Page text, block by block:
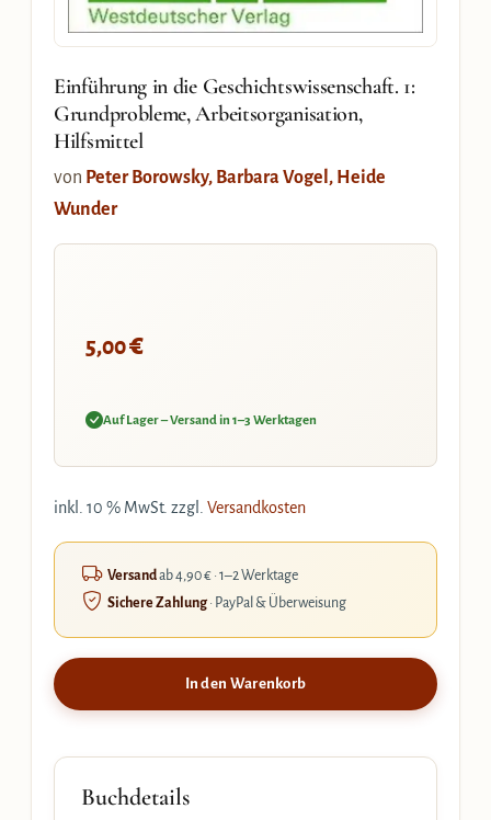
Einführung in die Geschichtswissenschaft. 1:
Grundprobleme, Arbeitsorganisation,
Hilfsmittel
von Peter Borowsky, Barbara Vogel, Heide
Wunder
5,00€
Auf Lager – Versand in 1–3 Werktagen
inkl. 10 % MwSt. zzgl. Versandkosten
Versandab 4,90 € · 1–2 Werktage
Sichere Zahlung· PayPal & Überweisung
In den Warenkorb
Buchdetails